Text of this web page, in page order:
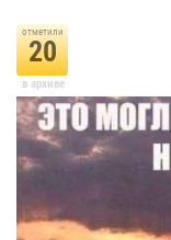
отметили
20
в архиве